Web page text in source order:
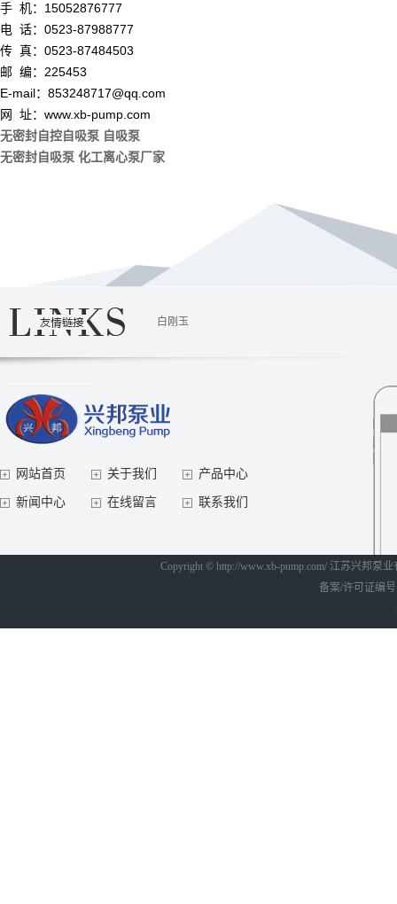
手 机：15052876777
电 话：0523-87988777
传 真：0523-87484503
邮 编：225453
E-mail：853248717@qq.com
网 址：www.xb-pump.com
无密封自控自吸泵 自吸泵
无密封自吸泵 化工离心泵厂家
白刚玉
网站首页 关于我们 产品中心
新闻中心 在线留言 联系我们
Copyright © http://www.xb-pump.com/ 江苏兴邦泵
备案/许可证编